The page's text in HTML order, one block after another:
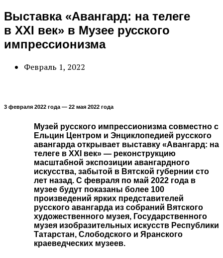
Выставка «Авангард: на телеге
в XXI век» в Музее русского
импрессионизма
Февраль 1, 2022
3 февраля 2022 года — 22 мая 2022 года
Музей русского импрессионизма совместно с
Ельцин Центром и Энциклопедией русского
авангарда открывает выставку «Авангард: на
телеге в XXI век» — реконструкцию
масштабной экспозиции авангардного
искусства, забытой в Вятской губернии сто
лет назад. С февраля по май 2022 года в
музее будут показаны более 100
произведений ярких представителей
русского авангарда из собраний Вятского
художественного музея, Государственного
музея изобразительных искусств Республики
Татарстан, Слободского и Яранского
краеведческих музеев.